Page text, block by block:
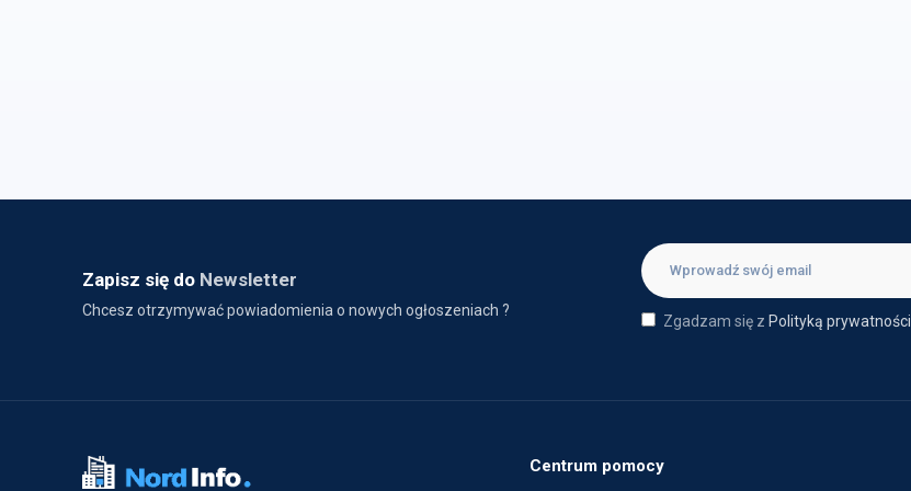
Zapisz się do Newsletter
Chcesz otrzymywać powiadomienia o nowych ogłoszeniach ?
Zgadzam się z Polityką prywatności
Centrum pomocy